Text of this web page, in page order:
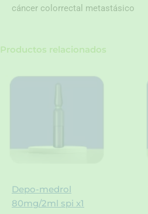
cáncer colorrectal metastásico
Productos relacionados
Depo-medrol
80mg/2ml spi x1